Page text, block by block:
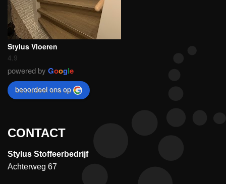
Stylus Vloeren
4.9
powered by Google
beoordeel ons op
CONTACT
Stylus Stoffeerbedrijf
Achterweg 67